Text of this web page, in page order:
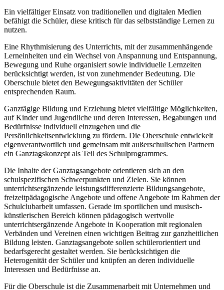
Ein vielfältiger Einsatz von traditionellen und digitalen Medien
befähigt die Schüler, diese kritisch für das selbstständige Lernen zu
nutzen.
Eine Rhythmisierung des Unterrichts, mit der zusammenhängende
Lerneinheiten und ein Wechsel von Anspannung und Entspannung,
Bewegung und Ruhe organisiert sowie individuelle Lernzeiten
berücksichtigt werden, ist von zunehmender Bedeutung. Die
Oberschule bietet den Bewegungsaktivitäten der Schüler
entsprechenden Raum.
Ganztägige Bildung und Erziehung bietet vielfältige Möglichkeiten,
auf Kinder und Jugendliche und deren Interessen, Begabungen und
Bedürfnisse individuell einzugehen und die
Persönlichkeitsentwicklung zu fördern. Die Oberschule entwickelt
eigenverantwortlich und gemeinsam mit außerschulischen Partnern
ein Ganztagskonzept als Teil des Schulprogrammes.
Die Inhalte der Ganztagsangebote orientieren sich an den
schulspezifischen Schwerpunkten und Zielen. Sie können
unterrichtsergänzende leistungsdifferenzierte Bildungsangebote,
freizeitpädagogische Angebote und offene Angebote im Rahmen der
Schulclubarbeit umfassen. Gerade im sportlichen und musisch-
künstlerischen Bereich können pädagogisch wertvolle
unterrichtsergänzende Angebote in Kooperation mit regionalen
Verbänden und Vereinen einen wichtigen Beitrag zur ganzheitlichen
Bildung leisten. Ganztagsangebote sollen schülerorientiert und
bedarfsgerecht gestaltet werden. Sie berücksichtigen die
Heterogenität der Schüler und knüpfen an deren individuelle
Interessen und Bedürfnisse an.
Für die Oberschule ist die Zusammenarbeit mit Unternehmen und